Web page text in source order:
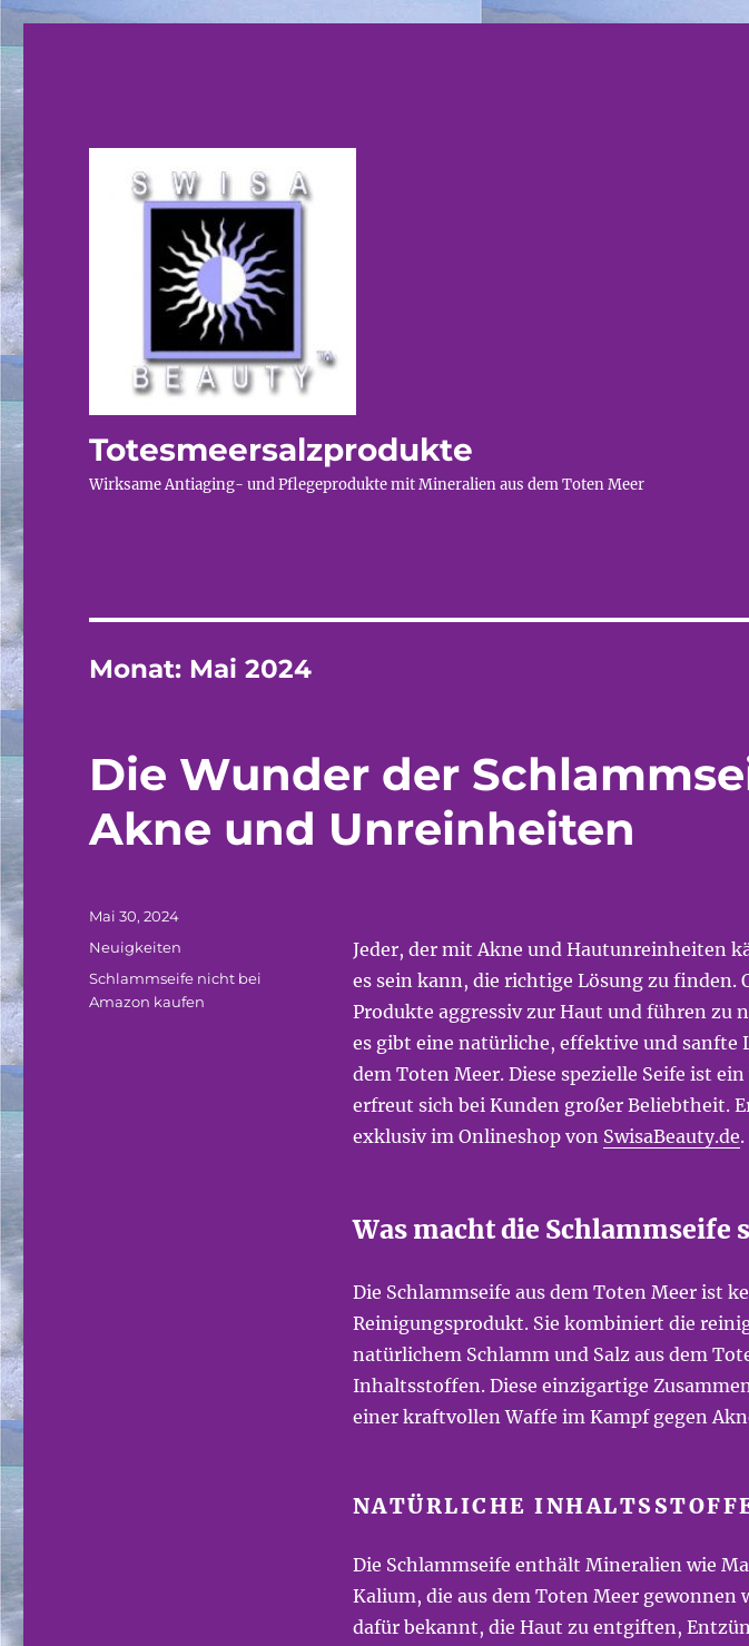
Totesmeersalzprodukte
Wirksame Antiaging- und Pflegeprodukte mit Mineralien aus dem Toten Meer
Monat: Mai 2024
Die Wunder der
Akne und Unreinheiten
Jeder, der mit Akne und Hautunreinheiten
es sein kann, die richtige Lösung zu finden.
Produkte aggressiv zur Haut und führen zu
es gibt eine natürliche, effektive und sanfte
dem Toten Meer. Diese spezielle Seife ist
erfreut sich bei Kunden großer Beliebtheit.
exklusiv im Onlineshop von SwisaBeauty.de.
Was macht die Schlammseife
Die Schlammseife aus dem Toten Meer ist
Reinigungsprodukt. Sie kombiniert die
natürlichem Schlamm und Salz aus dem
Inhaltsstoffen. Diese einzigartige
einer kraftvollen Waffe im Kampf gegen
NATÜRLICHE
Die Schlammseife enthält Mineralien wie
Kalium, die aus dem Toten Meer gewonnen
dafür bekannt, die Haut zu entgiften,
Veröffentlicht
Mai 30, 2024
Kategorien
Neuigkeiten
Schlagwörter
Schlammseife nicht bei
Amazon kaufen